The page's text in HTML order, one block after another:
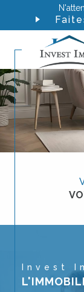
Invest